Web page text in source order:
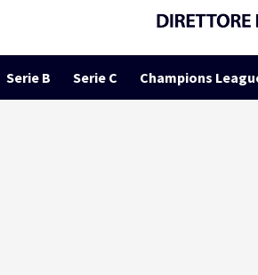
Serie B Serie C Champions